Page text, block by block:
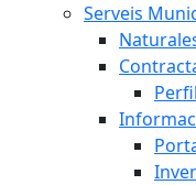
Serveis